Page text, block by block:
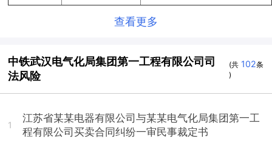
查看更多
中铁武汉电气化局集团第一工程有限公司司
法风险
(共 102条
)
1
江苏省某某电器有限公司与某某电气化局集团第一工
程有限公司买卖合同纠纷一审民事裁定书